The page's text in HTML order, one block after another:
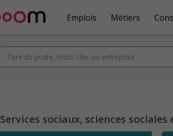
Emplois Métiers
Services sociaux, sciences